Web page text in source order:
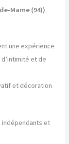
Marne (94))
une expérience
et de
et décoration
indépendants et